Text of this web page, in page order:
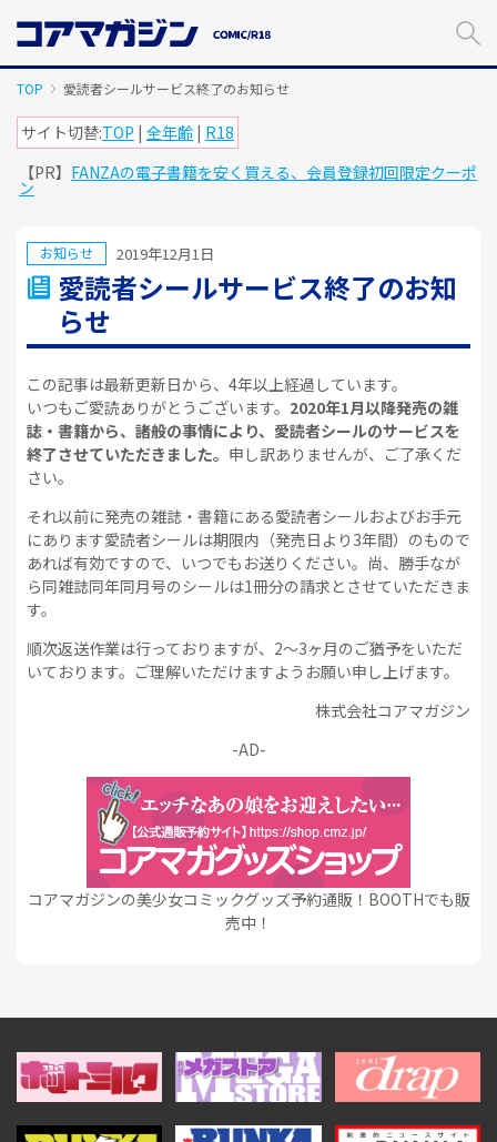
TOP 愛読者シールサービス終了のお知らせ
サイト切替:TOP | 全年齢 | R18
【PR】 FANZAの電子書籍を安く買える、会員登録初回限定クーポ
ン
お知らせ 2019年12月1日
愛読者シールサービス終了のお知
らせ
この記事は最新更新日から、4年以上経過しています。
いつもご愛読ありがとうございます。 2020年1月以降発売の雑
誌・書籍から、諸般の事情により、愛読者シールのサービスを
終了させていただきました。 申し訳ありませんが、ご了承くだ
さい。
それ以前に発売の雑誌・書籍にある愛読者シールおよびお手元
にあります愛読者シールは期限内（発売日より3年間）のもので
あれば有効ですので、いつでもお送りください。尚、勝手なが
ら同雑誌同年同月号のシールは1冊分の請求とさせていただきま
す。
順次返送作業は行っておりますが、2～3ヶ月のご猶予をいただ
いております。ご理解いただけますようお願い申し上げます。
株式会社コアマガジン
-AD-
コアマガジンの美少女コミックグッズ予約通販！BOOTHでも販
売中！